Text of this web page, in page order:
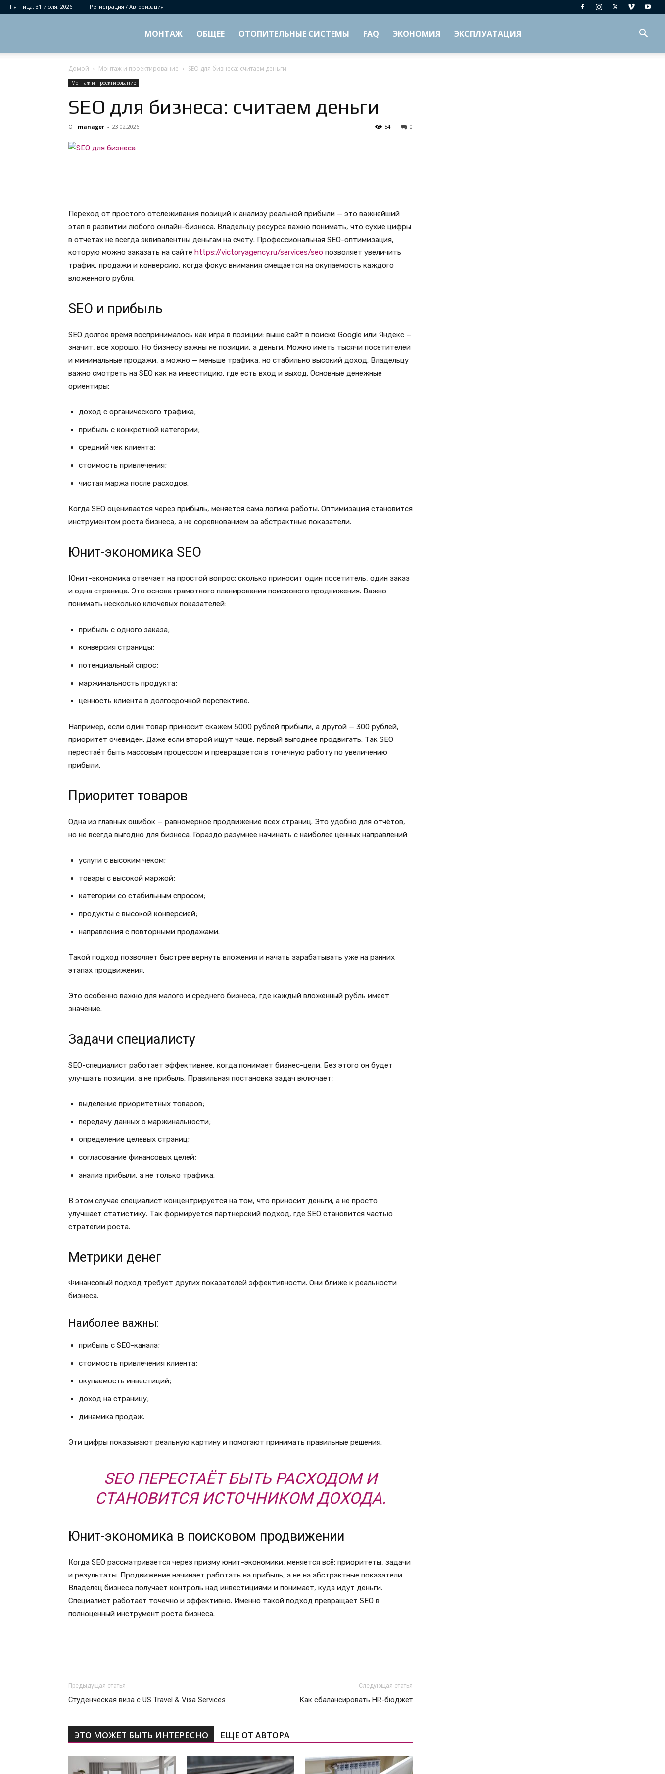
Пятница, 31 июля, 2026 Регистрация / Авторизация
МОНТАЖ ОБЩЕЕ ОТОПИТЕЛЬНЫЕ СИСТЕМЫ FAQ ЭКОНОМИЯ ЭКСПЛУАТАЦИЯ
Домой Монтаж и проектирование SEO для бизнеса: считаем деньги
Монтаж и проектирование
SEO для бизнеса: считаем деньги
От manager - 23.02.2026 0
54
Переход от простого отслеживания позиций к анализу реальной прибыли — это важнейший
этап в развитии любого онлайн-бизнеса. Владельцу ресурса важно понимать, что сухие цифры
в отчетах не всегда эквивалентны деньгам на счету. Профессиональная SEO-оптимизация,
которую можно заказать на сайте https://victoryagency.ru/services/seo позволяет увеличить
трафик, продажи и конверсию, когда фокус внимания смещается на окупаемость каждого
вложенного рубля.
SEO и прибыль
SEO долгое время воспринималось как игра в позиции: выше сайт в поиске Google или Яндекс —
значит, всё хорошо. Но бизнесу важны не позиции, а деньги. Можно иметь тысячи посетителей
и минимальные продажи, а можно — меньше трафика, но стабильно высокий доход. Владельцу
важно смотреть на SEO как на инвестицию, где есть вход и выход. Основные денежные
ориентиры:
доход с органического трафика;
прибыль с конкретной категории;
средний чек клиента;
стоимость привлечения;
чистая маржа после расходов.
Когда SEO оценивается через прибыль, меняется сама логика работы. Оптимизация становится
инструментом роста бизнеса, а не соревнованием за абстрактные показатели.
Юнит-экономика SEO
Юнит-экономика отвечает на простой вопрос: сколько приносит один посетитель, один заказ
и одна страница. Это основа грамотного планирования поискового продвижения. Важно
понимать несколько ключевых показателей:
прибыль с одного заказа;
конверсия страницы;
потенциальный спрос;
маржинальность продукта;
ценность клиента в долгосрочной перспективе.
Например, если один товар приносит скажем 5000 рублей прибыли, а другой — 300 рублей,
приоритет очевиден. Даже если второй ищут чаще, первый выгоднее продвигать. Так SEO
перестаёт быть массовым процессом и превращается в точечную работу по увеличению
прибыли.
Приоритет товаров
Одна из главных ошибок — равномерное продвижение всех страниц. Это удобно для отчётов,
но не всегда выгодно для бизнеса. Гораздо разумнее начинать с наиболее ценных направлений:
услуги с высоким чеком;
товары с высокой маржой;
категории со стабильным спросом;
продукты с высокой конверсией;
направления с повторными продажами.
Такой подход позволяет быстрее вернуть вложения и начать зарабатывать уже на ранних
этапах продвижения.
Это особенно важно для малого и среднего бизнеса, где каждый вложенный рубль имеет
значение.
Задачи специалисту
SEO-специалист работает эффективнее, когда понимает бизнес-цели. Без этого он будет
улучшать позиции, а не прибыль. Правильная постановка задач включает:
выделение приоритетных товаров;
передачу данных о маржинальности;
определение целевых страниц;
согласование финансовых целей;
анализ прибыли, а не только трафика.
В этом случае специалист концентрируется на том, что приносит деньги, а не просто
улучшает статистику. Так формируется партнёрский подход, где SEO становится частью
стратегии роста.
Метрики денег
Финансовый подход требует других показателей эффективности. Они ближе к реальности
бизнеса.
Наиболее важны:
прибыль с SEO-канала;
стоимость привлечения клиента;
окупаемость инвестиций;
доход на страницу;
динамика продаж.
Эти цифры показывают реальную картину и помогают принимать правильные решения.
SEO ПЕРЕСТАЁТ БЫТЬ РАСХОДОМ И
СТАНОВИТСЯ ИСТОЧНИКОМ ДОХОДА.
Юнит-экономика в поисковом продвижении
Когда SEO рассматривается через призму юнит-экономики, меняется всё: приоритеты, задачи
и результаты. Продвижение начинает работать на прибыль, а не на абстрактные показатели.
Владелец бизнеса получает контроль над инвестициями и понимает, куда идут деньги.
Специалист работает точечно и эффективно. Именно такой подход превращает SEO в
полноценный инструмент роста бизнеса.
Предыдущая статья
Студенческая виза с US Travel & Visa Services
Следующая статья
Как сбалансировать HR-бюджет
ЭТО МОЖЕТ БЫТЬ ИНТЕРЕСНО ЕЩЕ ОТ АВТОРА